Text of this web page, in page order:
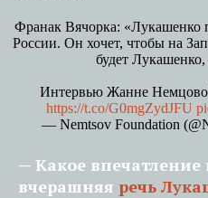
Франак Вячорка: «Лукашенко
России. Он хочет, чтобы на
будет
Интервью Жанне
https://t.co/G0mgZydJFU
— Nemtsov Foundation
— Какое впечатление
вчерашняя речь